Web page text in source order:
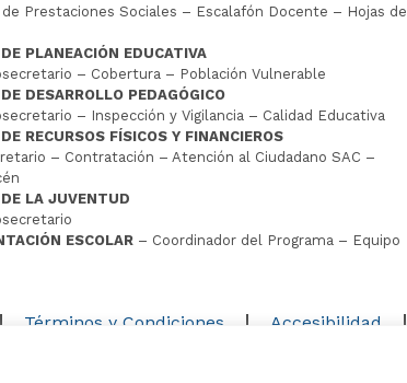
Prestaciones Sociales – Escalafón Docente – Hojas de
PLANEACIÓN EDUCATIVA
– Cobertura – Población Vulnerable
DESARROLLO PEDAGÓGICO
– Inspección y Vigilancia – Calidad Educativa
RECURSOS FÍSICOS Y FINANCIEROS
– Contratación – Atención al Ciudadano SAC –
LA JUVENTUD
ESCOLAR– Coordinador del Programa – Equipo
Términos y Condiciones Accesibilidad